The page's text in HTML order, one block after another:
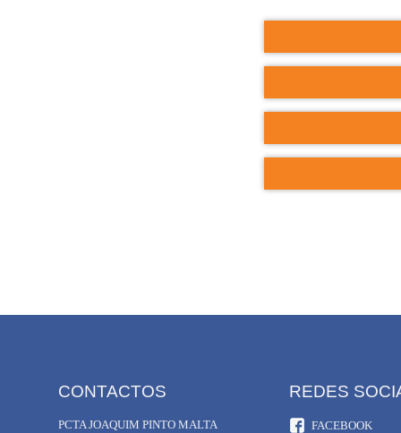
FACEBOOK
CONTACTOS
PCTA JOAQUIM PINTO MALTA
REDES